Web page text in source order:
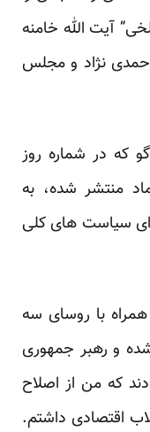
آیت الله خامنه
نژاد و مجلس
که در شماره روز
روزنامه اعتماد منتشر شده، به
سیاست های کلی
با روسای سه
و رهبر جمهوری
که من از اصلاح
یک انقلاب اقتصادی داشتم.